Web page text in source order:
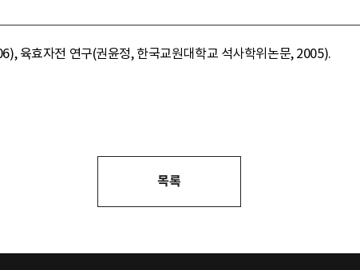
육효자전 연구(권윤정, 한국교원대학교 석사학위논문, 2005).
목록